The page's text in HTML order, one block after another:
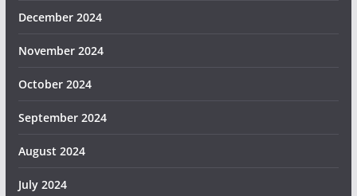
December 2024
November 2024
October 2024
September 2024
August 2024
July 2024